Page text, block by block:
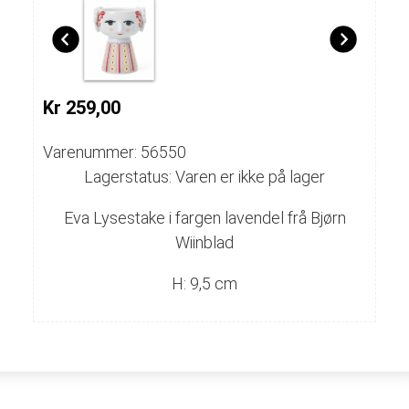
Kr 259,00
Varenummer: 56550
Lagerstatus: Varen er ikke på lager
Eva Lysestake i fargen lavendel frå Bjørn
Wiinblad
H: 9,5 cm